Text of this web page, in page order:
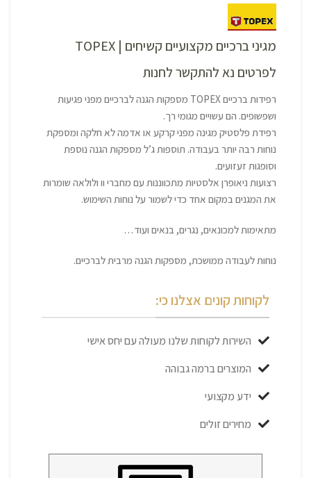
מגיני ברכיים מקצועיים קשיחים | TOPEX
לפרטים נא להתקשר לחנות
רפידות ברכיים TOPEX מספקות הגנה לברכיים מפני פגיעות
ושפשופים. הם עשויים מגומי רך.
רפידת פלסטיק מגינה מפני קרקע או אדמה לא חלקה ומספקת
נוחות רבה יותר בעבודה. תוספות ג’ל מספקות הגנה נוספת
וסופגות זעזועים.
רצועות ניאופרן אלסטיות מתכווננות עם מחברי וו ולולאה שומרות
את המגנים במקום אחד כדי לשמור על נוחות השימוש.
מתאימות למכונאים, נגרים, בנאים ועוד…
נוחות לעבודה ממושכת, מספקות הגנה מרבית לברכיים.
לקוחות קונים אצלנו כי:
השירות לקוחות שלנו מעולה עם יחס אישי
המוצרים ברמה גבוהה
ידע מקצועי
מחירים זולים